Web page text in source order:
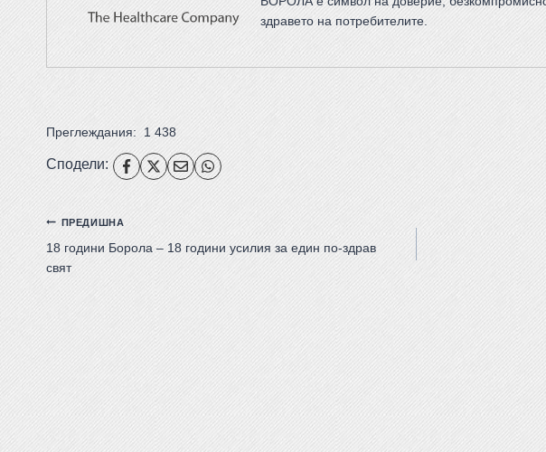
здравето на потребителите.
Преглеждания: 1 438
Сподели:
ПРЕДИШНА
18 години Борола – 18 години усилия за един по-здрав
свят